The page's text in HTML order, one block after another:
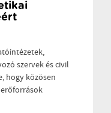
szervek és civil
hogy közösen